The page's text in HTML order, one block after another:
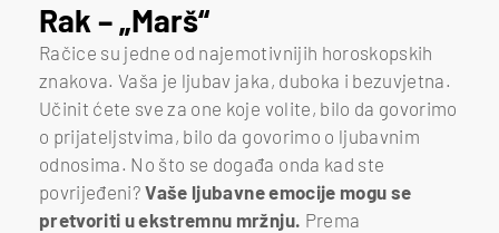
Rak – „Marš“
Račice su jedne od najemotivnijih horoskopskih
znakova. Vaša je ljubav jaka, duboka i bezuvjetna.
Učinit ćete sve za one koje volite, bilo da govorimo
o prijateljstvima, bilo da govorimo o ljubavnim
odnosima. No što se događa onda kad ste
povrijeđeni? Vaše ljubavne emocije mogu se
pretvoriti u ekstremnu mržnju. Prema